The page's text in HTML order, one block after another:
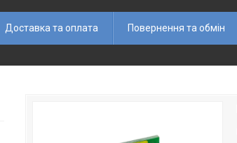
Доставка та оплата Повернення та обмін